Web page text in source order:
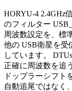
HORYU-4 2.4GHz
のフィルター
周波数設定を、標
他の USB衛星を受
しています。
正確に周波数を追
ドップラーシフト
自動追尾ではなく